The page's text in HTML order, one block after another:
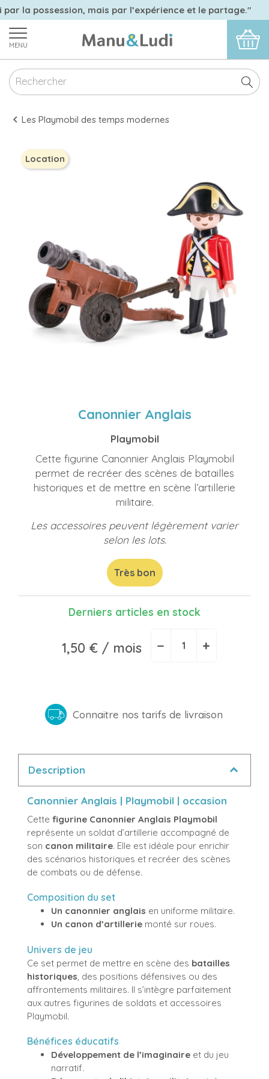
la possession, mais par l’expérience et le partage."
MENU
Les Playmobil des temps modernes
Location
Canonnier Anglais
Playmobil
Cette figurine Canonnier Anglais Playmobil
permet de recréer des scènes de batailles
historiques et de mettre en scène l’artillerie
militaire.
Les accessoires peuvent légèrement varier
selon les lots.
Très bon
Derniers articles en stock
1,50 €/ mois − +
Connaitre nos tarifs de livraison
Description
Canonnier Anglais | Playmobil | occasion
Cette figurine Canonnier Anglais Playmobil
représente un soldat d’artillerie accompagné de
son canon militaire. Elle est idéale pour enrichir
des scénarios historiques et recréer des scènes
de combats ou de défense.
Composition du set
Un canonnier anglais en uniforme militaire.
Un canon d’artillerie monté sur roues.
Univers de jeu
Ce set permet de mettre en scène des batailles
historiques, des positions défensives ou des
affrontements militaires. Il s’intègre parfaitement
aux autres figurines de soldats et accessoires
Playmobil.
Bénéfices éducatifs
Développement de l’imaginaire et du jeu
narratif.